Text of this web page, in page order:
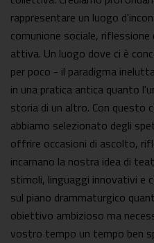
rappresentare un luogo
comunione sociale,
attiva. Un luogo dove ci è
per poco - il paradigma
in una pratica antica quanto
storia di un altro. Con questo
abbiamo selezionato degli
offrire occasioni di ascolto,
incarnano la nostra idea di
stimoli, linguaggi innovativi e
sul piano drammaturgico
obiettivo ambizioso ma
vostro tempo un tempo ben